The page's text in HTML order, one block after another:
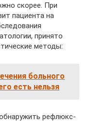
скорее. При
пациента на
принято
методы:
больного
есть нельзя
рефлюкс-